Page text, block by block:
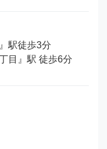
駅徒歩3分
目』駅 徒歩6分